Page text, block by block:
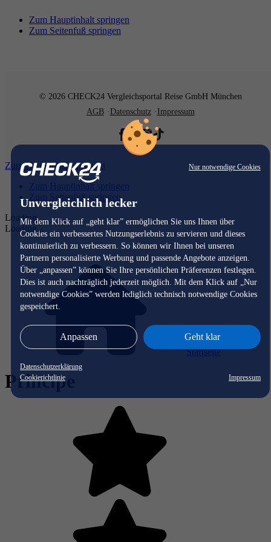
Nur notwendige Cookies
Unvergleichlich lecker
Mit dem Klick auf „geht klar” ermöglichen Sie uns Ihnen über
Cookies ein verbessertes Nutzungserlebnis zu servieren und dieses
kontinuierlich zu verbessern. So können wir Ihnen bei unseren
Partnern personalisierte Werbung und passende Angebote anzeigen.
Über „anpassen” können Sie Ihre persönlichen Präferenzen festlegen.
Dies ist auch nachträglich jederzeit möglich. Mit dem Klick auf „Nur
notwendige Cookies” werden lediglich technisch notwendige Cookies
gespeichert.
Anpassen Geht klar
Datenschutzerklärung
Cookierichtlinie
Impressum
Zum Hauptinhalt springen
Zum Seitenfuß springen
© 2026 CHECK24 Vergleichsportal Reise GmbH München
AGB
Datenschutz Impressum
Zum Hauptinhalt springen
Zum Hauptinhalt springen
Zum Seitenfuß springen
Loading...
Loading...
Startseite
Principe